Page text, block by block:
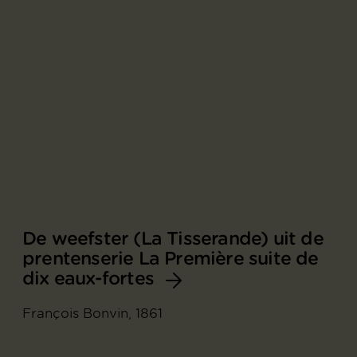
De weefster (La Tisserande) uit de
prentenserie La Première suite de
dix eaux-fortes
François Bonvin, 1861